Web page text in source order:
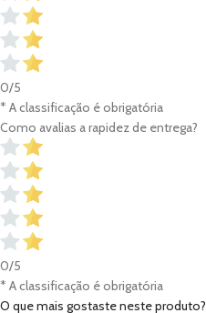
0/5
* A classificação é obrigatória
Como avalias a rapidez de entrega?
0/5
* A classificação é obrigatória
O que mais gostaste neste produto?